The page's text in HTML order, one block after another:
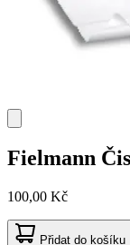
Fielmann
100,00 Kč
Přidat do košíku